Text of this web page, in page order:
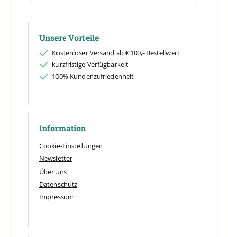
Unsere Vorteile
Kostenloser Versand ab € 100,- Bestellwert
kurzfristige Verfügbarkeit
100% Kundenzufriedenheit
Information
Cookie-Einstellungen
Newsletter
Über uns
Datenschutz
Impressum